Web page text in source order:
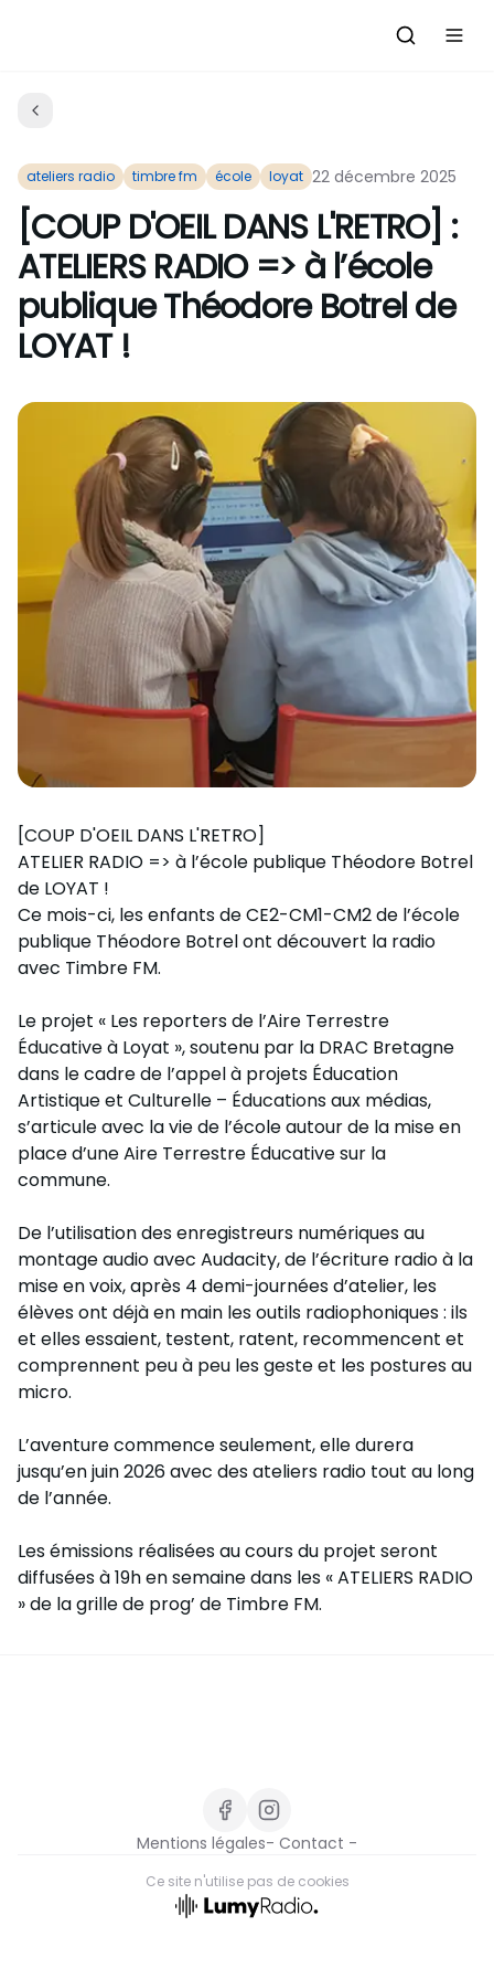
Actualités
Evénements à venir
Emissions
Grille des Programmes
C'était quoi ce morceau?
L'Association
L'équipe et les bénévoles
Nous rejoindre : Participer
Les créations des Ateliers
Nos prestations
Nous Soutenir / Adhérer
J'adhère
Je fais un don
Exprime ton soutien
Nous Contacter
La newsletter
ateliers radio timbre fm école loyat 22 décembre 2025
[COUP D'OEIL DANS L'RETRO] :
ATELIERS RADIO => à l’école
publique Théodore Botrel de
LOYAT !
[COUP D'OEIL DANS L'RETRO]
ATELIER RADIO => à l’école publique Théodore Botrel
de LOYAT !
Ce mois-ci, les enfants de CE2-CM1-CM2 de l’école
publique Théodore Botrel ont découvert la radio
avec Timbre FM.
Le projet « Les reporters de l’Aire Terrestre
Éducative à Loyat », soutenu par la DRAC Bretagne
dans le cadre de l’appel à projets Éducation
Artistique et Culturelle – Éducations aux médias,
s’articule avec la vie de l’école autour de la mise en
place d’une Aire Terrestre Éducative sur la
commune.
De l’utilisation des enregistreurs numériques au
montage audio avec Audacity, de l’écriture radio à la
mise en voix, après 4 demi-journées d’atelier, les
élèves ont déjà en main les outils radiophoniques : ils
et elles essaient, testent, ratent, recommencent et
comprennent peu à peu les geste et les postures au
micro.
L’aventure commence seulement, elle durera
jusqu’en juin 2026 avec des ateliers radio tout au long
de l’année.
Les émissions réalisées au cours du projet seront
diffusées à 19h en semaine dans les « ATELIERS RADIO
» de la grille de prog’ de Timbre FM.
Mentions légales- Contact -
Ce site n'utilise pas de cookies